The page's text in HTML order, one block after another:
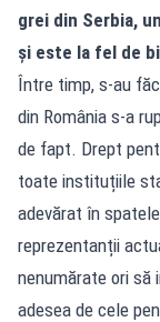
grei din Serbia,
și este la fel de
Între timp, s-au
din România s-a
de fapt. Drept
toate instituțiile
adevărat în
reprezentanții
nenumărate ori să
adesea de cele